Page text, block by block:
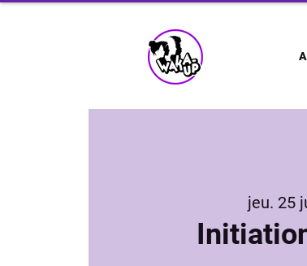
jeu. 25